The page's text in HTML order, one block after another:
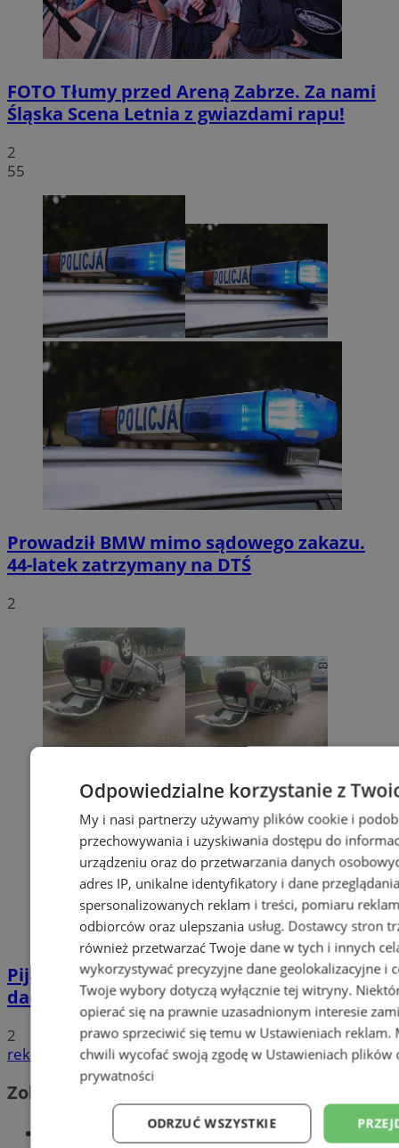
FOTO Tłumy przed Areną Zabrze. Za nami
Śląska Scena Letnia z gwiazdami rapu!
2
55
Prowadził BMW mimo sądowego zakazu.
44-latek zatrzymany na DTŚ
2
Pijana 32-latka z zakazem prowadzenia
dachowała na DK 88 w Zabrzu
2
reklama
Zobacz również
Wiadomości kryminalne w Zabrzu
Odpowiedzialne korzystanie z
My i nasi partnerzy używamy plików cookie i
przechowywania i uzyskiwania dostępu do
urządzeniu oraz do przetwarzania danych
adres IP, unikalne identyfikatory i dane
spersonalizowanych reklam i treści, pomiaru
odbiorców oraz ulepszania usług. Dostawcy stron
również przetwarzać Twoje dane w tych i innych
wykorzystywać precyzyjne dane geolokalizacyjne i
Twoje wybory dotyczą wyłącznie tej witryny.
opierać się na prawnie uzasadnionym interesie
prawo sprzeciwić się temu w Ustawieniach reklam.
chwili wycofać swoją zgodę w Ustawieniach plików
prywatności
ODRZUĆ WSZYSTKIE